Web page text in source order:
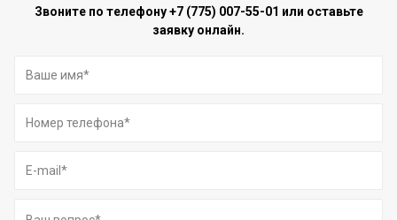
Звоните по телефону+7 (775) 007-55-01 или оставьте
заявку онлайн.